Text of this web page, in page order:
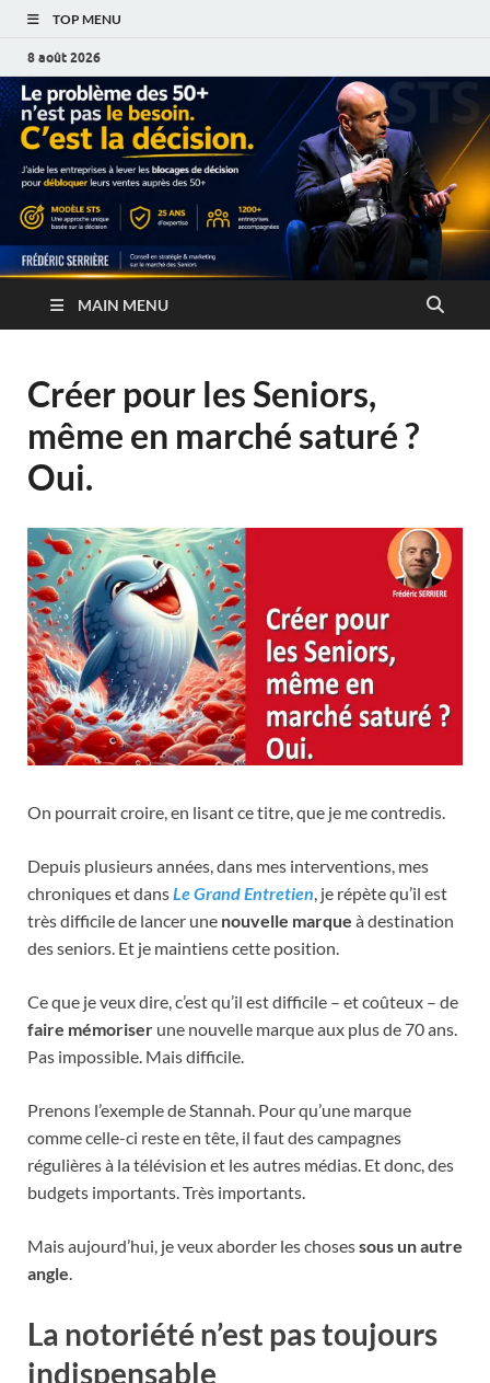
TOP MENU
8 août 2026
MAIN MENU
Créer pour les Seniors,
même en marché saturé ?
Oui.
On pourrait croire, en lisant ce titre, que je me contredis.
Depuis plusieurs années, dans mes interventions, mes
chroniques et dans Le Grand Entretien , je répète qu’il est
très difficile de lancer une nouvelle marque à destination
des seniors. Et je maintiens cette position.
Ce que je veux dire, c’est qu’il est difficile – et coûteux – de
faire mémoriser une nouvelle marque aux plus de 70 ans.
Pas impossible. Mais difficile.
Prenons l’exemple de Stannah. Pour qu’une marque
comme celle-ci reste en tête, il faut des campagnes
régulières à la télévision et les autres médias. Et donc, des
budgets importants. Très importants.
Mais aujourd’hui, je veux aborder les chosessous un autre
angle
La notoriété n’est pas toujours
indispensable